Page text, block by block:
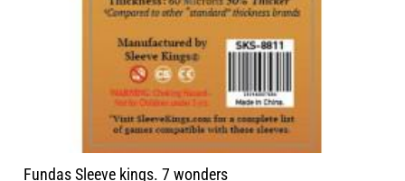
Fundas Sleeve kings. 7 wonders